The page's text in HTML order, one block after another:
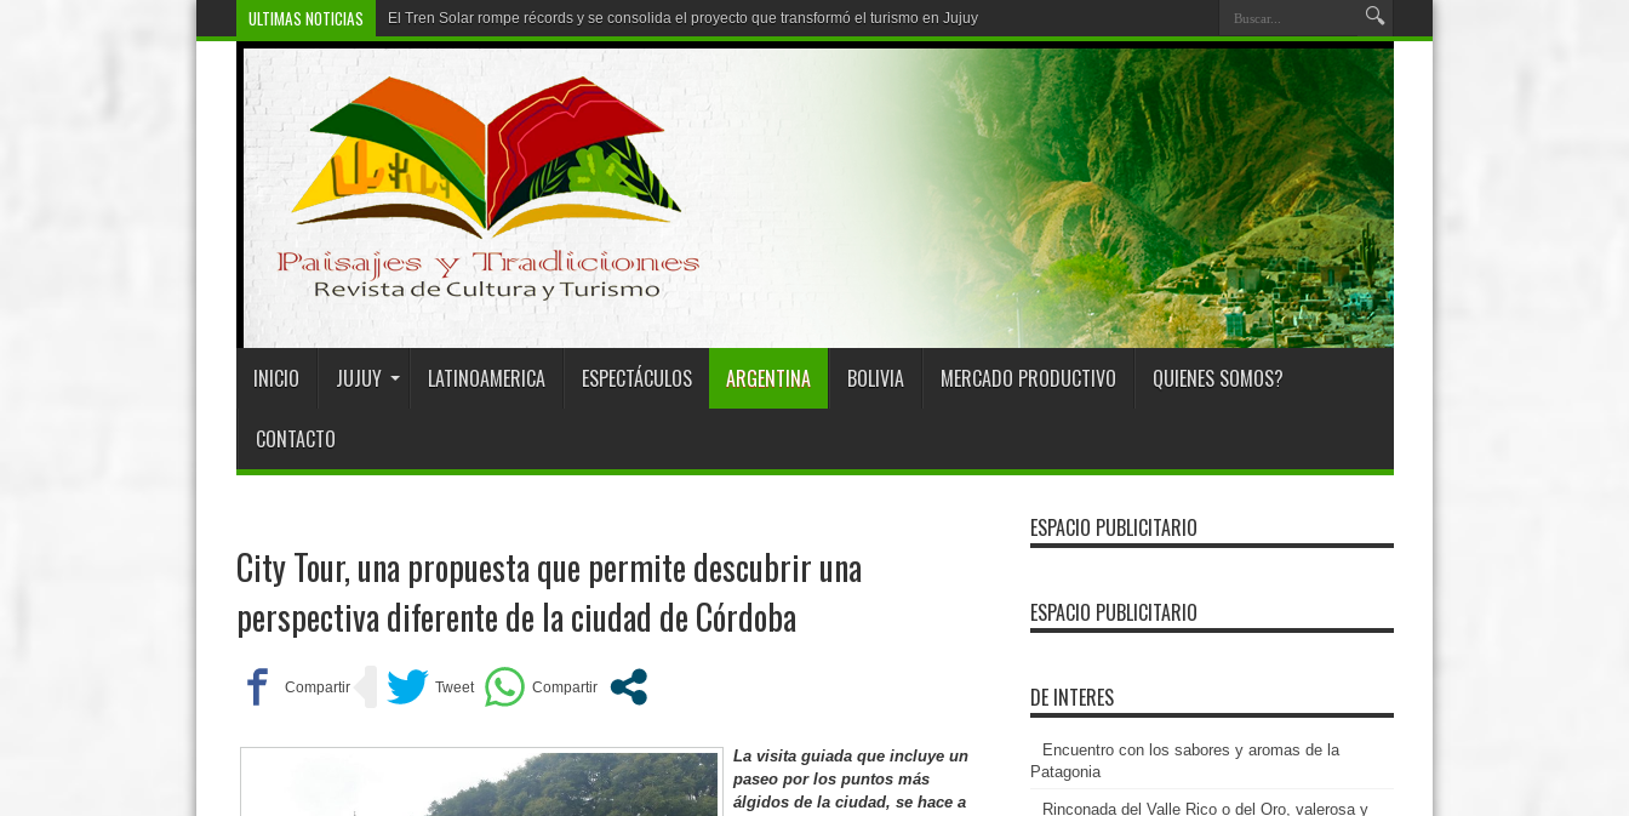
ULTIMAS NOTICIAS Córdoba llevó
INICIO JUJUY LATINOAMERICA ESPECTÁCULOS ARGENTINA BOLIVIA MERCADO PRODUCTIVO QUIENES SOMOS?
CONTACTO
City Tour, una propuesta que permite descubrir una
perspectiva diferente de la ciudad de Córdoba
La visita guiada que incluye un
paseo por los puntos más
álgidos de la ciudad, se hace a
ESPACIO PUBLICITARIO
ESPACIO PUBLICITARIO
DE INTERES
Encuentro con los sabores y aromas de la
Patagonia
Rinconada del Valle Rico o del Oro, valerosa y